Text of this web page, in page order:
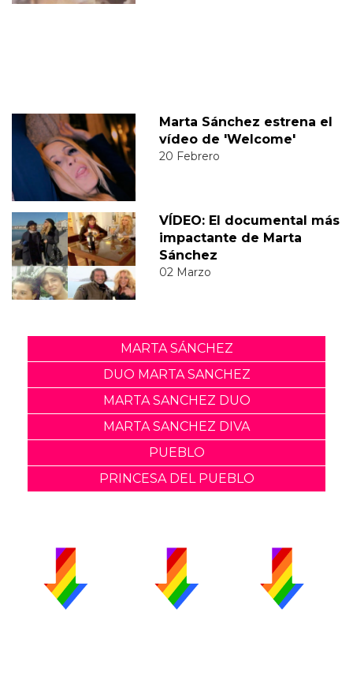
Marta Sánchez estrena el
vídeo de 'Welcome'
20 Febrero
VÍDEO: El documental más
impactante de Marta
Sánchez
02 Marzo
MARTA SÁNCHEZ
DUO MARTA SANCHEZ
MARTA SANCHEZ DUO
MARTA SANCHEZ DIVA
PUEBLO
PRINCESA DEL PUEBLO